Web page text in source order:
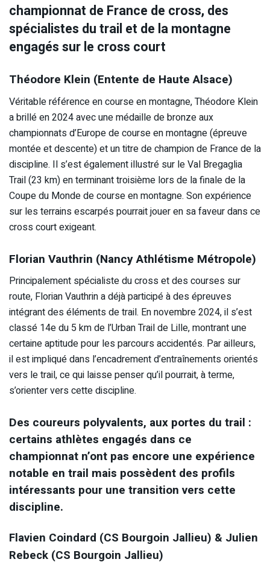
championnat de France de cross, des
spécialistes du trail et de la montagne
engagés sur le cross court
Théodore Klein (Entente de Haute Alsace)
Véritable référence en course en montagne, Théodore Klein
a brillé en 2024 avec une médaille de bronze aux
championnats d’Europe de course en montagne (épreuve
montée et descente) et un titre de champion de France de la
discipline. Il s’est également illustré sur le Val Bregaglia
Trail (23 km) en terminant troisième lors de la finale de la
Coupe du Monde de course en montagne. Son expérience
sur les terrains escarpés pourrait jouer en sa faveur dans ce
cross court exigeant.
Florian Vauthrin (Nancy Athlétisme Métropole)
Principalement spécialiste du cross et des courses sur
route, Florian Vauthrin a déjà participé à des épreuves
intégrant des éléments de trail. En novembre 2024, il s’est
classé 14e du 5 km de l’Urban Trail de Lille, montrant une
certaine aptitude pour les parcours accidentés. Par ailleurs,
il est impliqué dans l’encadrement d’entraînements orientés
vers le trail, ce qui laisse penser qu’il pourrait, à terme,
s’orienter vers cette discipline.
Des coureurs polyvalents, aux portes du trail :
certains athlètes engagés dans ce
championnat n’ont pas encore une expérience
notable en trail mais possèdent des profils
intéressants pour une transition vers cette
discipline.
Flavien Coindard (CS Bourgoin Jallieu) & Julien
Rebeck (CS Bourgoin Jallieu)